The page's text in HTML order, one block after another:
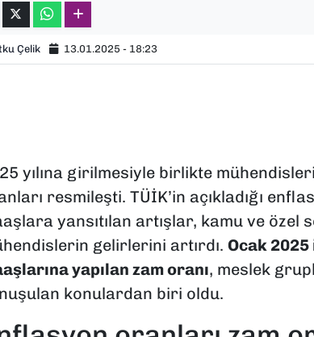
Çelik 13.01.2025 - 18:23
yılına girilmesiyle birlikte
resmileşti. TÜİK’in açıkladığı
yansıtılan artışlar, kamu ve özel
gelirlerini artırdı. Ocak
yapılan zam oranı, meslek
konulardan biri oldu.